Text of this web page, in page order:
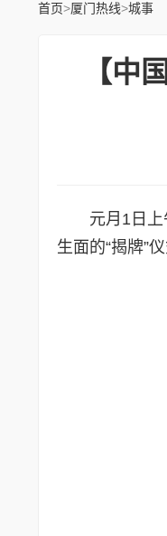
首页>厦门热线>城事
【中
元月1日
生面的“揭牌”